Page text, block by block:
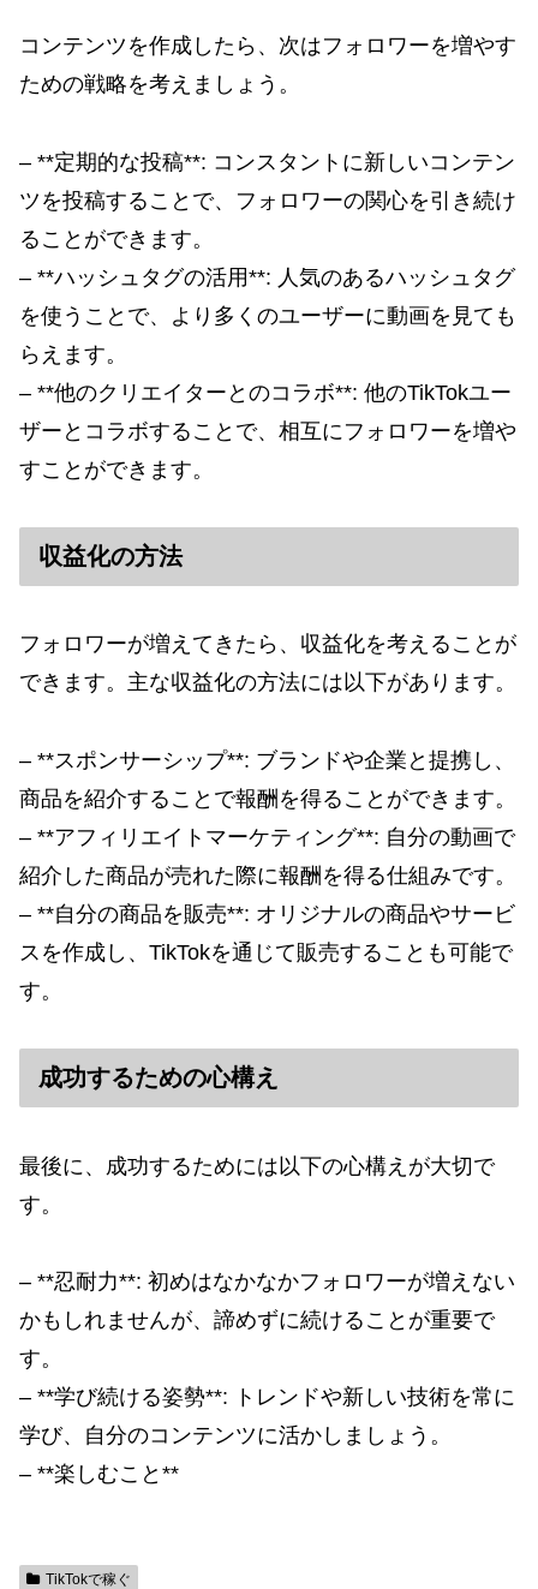
コンテンツを作成したら、次はフォロワーを増やす
ための戦略を考えましょう。
– **定期的な投稿**: コンスタントに新しいコンテン
ツを投稿することで、フォロワーの関心を引き続け
ることができます。
– **ハッシュタグの活用**: 人気のあるハッシュタグ
を使うことで、より多くのユーザーに動画を見ても
らえます。
– **他のクリエイターとのコラボ**: 他のTikTokユー
ザーとコラボすることで、相互にフォロワーを増や
すことができます。
収益化の方法
フォロワーが増えてきたら、収益化を考えることが
できます。主な収益化の方法には以下があります。
– **スポンサーシップ**: ブランドや企業と提携し、
商品を紹介することで報酬を得ることができます。
– **アフィリエイトマーケティング**: 自分の動画で
紹介した商品が売れた際に報酬を得る仕組みです。
– **自分の商品を販売**: オリジナルの商品やサービ
スを作成し、TikTokを通じて販売することも可能で
す。
成功するための心構え
最後に、成功するためには以下の心構えが大切で
す。
– **忍耐力**: 初めはなかなかフォロワーが増えない
かもしれませんが、諦めずに続けることが重要で
す。
– **学び続ける姿勢**: トレンドや新しい技術を常に
学び、自分のコンテンツに活かしましょう。
– **楽しむこと**
TikTokで稼ぐ